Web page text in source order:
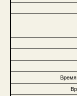
Время